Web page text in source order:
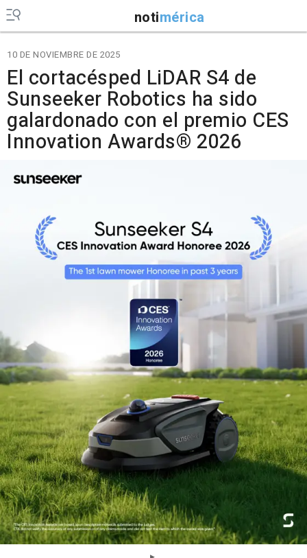
notimérica
10 DE NOVIEMBRE DE 2025
El cortacésped LiDAR S4 de
Sunseeker Robotics ha sido
galardonado con el premio CES
Innovation Awards® 2026